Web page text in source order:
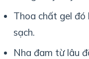
Thoa chất gel đó
sạch.
Nha đam từ lâu